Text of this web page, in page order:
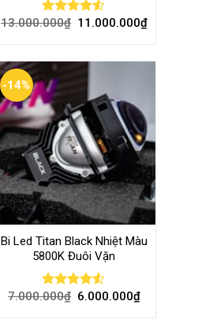
Rated
13.000.000₫ 11.000.000₫
-14%
Bi Led Titan Black Nhiệt Màu
5800K Đuôi Vặn
Rated
7.000.000₫ 6.000.000₫